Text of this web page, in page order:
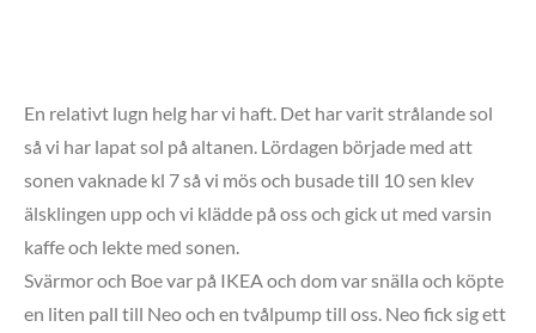
En relativt lugn helg har vi haft. Det har varit strålande sol
så vi har lapat sol på altanen. Lördagen började med att
sonen vaknade kl 7 så vi mös och busade till 10 sen klev
älsklingen upp och vi klädde på oss och gick ut med varsin
kaffe och lekte med sonen.
Svärmor och Boe var på IKEA och dom var snälla och köpte
en liten pall till Neo och en tvålpump till oss. Neo fick sig ett